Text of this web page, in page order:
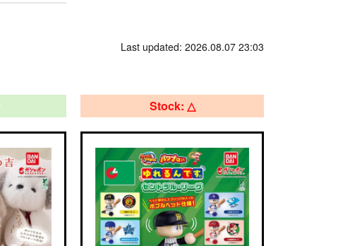
Last updated: 2026.08.07 23:03
Stock: △